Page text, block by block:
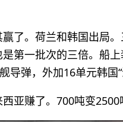
了。荷兰和韩国出局
第一批次的三倍。船
导弹，外加16单元韩国“
亚赚了。700吨变2500